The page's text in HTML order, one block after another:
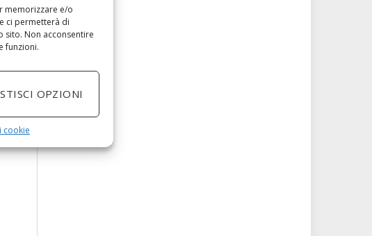
memorizzare e/o
ci permetterà di
sito. Non acconsentire
funzioni.
OPZIONI
cookie